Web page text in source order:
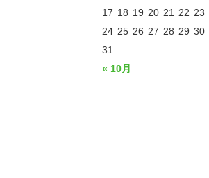
« 10月
17 18 19 20 21 22 23
24 25 26 27 28 29 30
31